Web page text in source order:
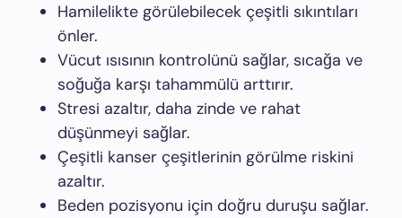
Hamilelikte görülebilecek çeşitli sıkıntıları
önler.
Vücut ısısının kontrolünü sağlar, sıcağa ve
soğuğa karşı tahammülü arttırır.
Stresi azaltır, daha zinde ve rahat
düşünmeyi sağlar.
Çeşitli kanser çeşitlerinin görülme riskini
azaltır.
Beden pozisyonu için doğru duruşu sağlar.